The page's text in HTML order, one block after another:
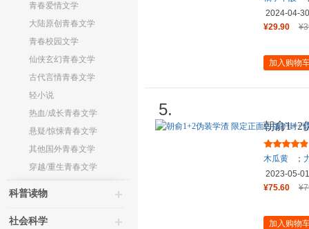
青春爱情文学
大陆原创青春文学
青春校园文学
仙侠玄幻青春文学
古代言情青春文学
轻小说
热血/成长青春文学
悬疑/惊悚青春文学
其他国外青春文学
穿越/重生青春文学
科普读物
社会科学
2024-04-30
¥29.90
加入购物
5.
朝俞1+2
黑版护
木瓜黄 ；
2023-05-01
¥75.60
加入购物